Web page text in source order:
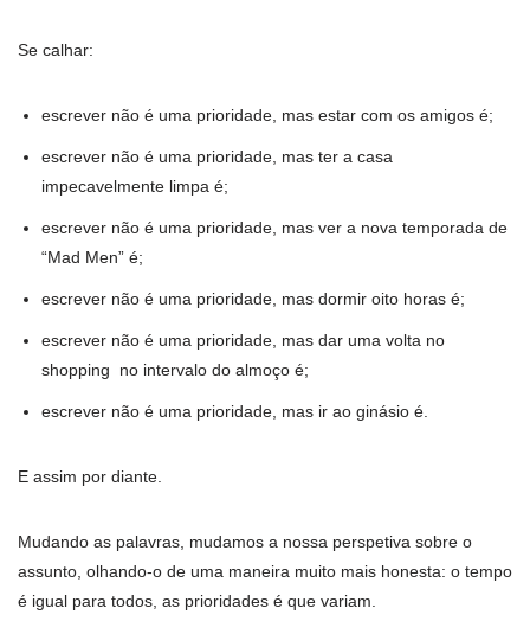
Se calhar:
escrever não é uma prioridade, mas estar com os amigos é;
escrever não é uma prioridade, mas ter a casa
impecavelmente limpa é;
escrever não é uma prioridade, mas ver a nova temporada de
“Mad Men” é;
escrever não é uma prioridade, mas dormir oito horas é;
escrever não é uma prioridade, mas dar uma volta no
shopping no intervalo do almoço é;
escrever não é uma prioridade, mas ir ao ginásio é.
E assim por diante.
Mudando as palavras, mudamos a nossa perspetiva sobre o
assunto, olhando-o de uma maneira muito mais honesta: o tempo
é igual para todos, as prioridades é que variam.